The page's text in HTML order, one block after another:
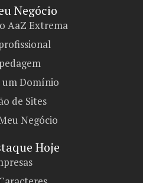
Negócio​
AaZ Extrema
um Domínio
de Sites
Negócio
Hoje